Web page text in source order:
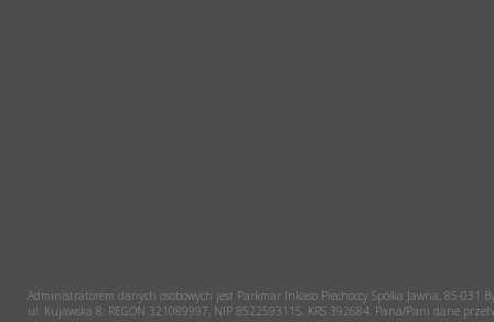
Administratorem danych osobowych jest Parkmar Inkaso Piechoccy Spółka Jawna, 85-031
ul. Kujawska 8, REGON 321089997, NIP 8522593115, KRS 392684. Pana/Pani dane